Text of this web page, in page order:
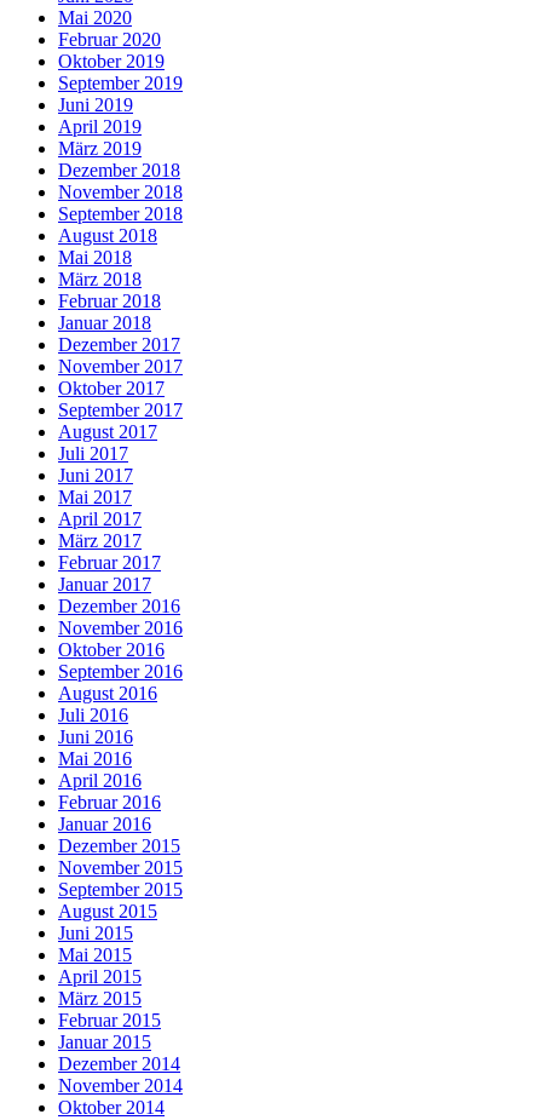
Mai 2020
Februar 2020
Oktober 2019
September 2019
Juni 2019
April 2019
März 2019
Dezember 2018
November 2018
September 2018
August 2018
Mai 2018
März 2018
Februar 2018
Januar 2018
Dezember 2017
November 2017
Oktober 2017
September 2017
August 2017
Juli 2017
Juni 2017
Mai 2017
April 2017
März 2017
Februar 2017
Januar 2017
Dezember 2016
November 2016
Oktober 2016
September 2016
August 2016
Juli 2016
Juni 2016
Mai 2016
April 2016
Februar 2016
Januar 2016
Dezember 2015
November 2015
September 2015
August 2015
Juni 2015
Mai 2015
April 2015
März 2015
Februar 2015
Januar 2015
Dezember 2014
November 2014
Oktober 2014